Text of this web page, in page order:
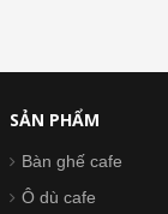
SẢN PHẨM
Bàn ghế cafe
Ô dù cafe